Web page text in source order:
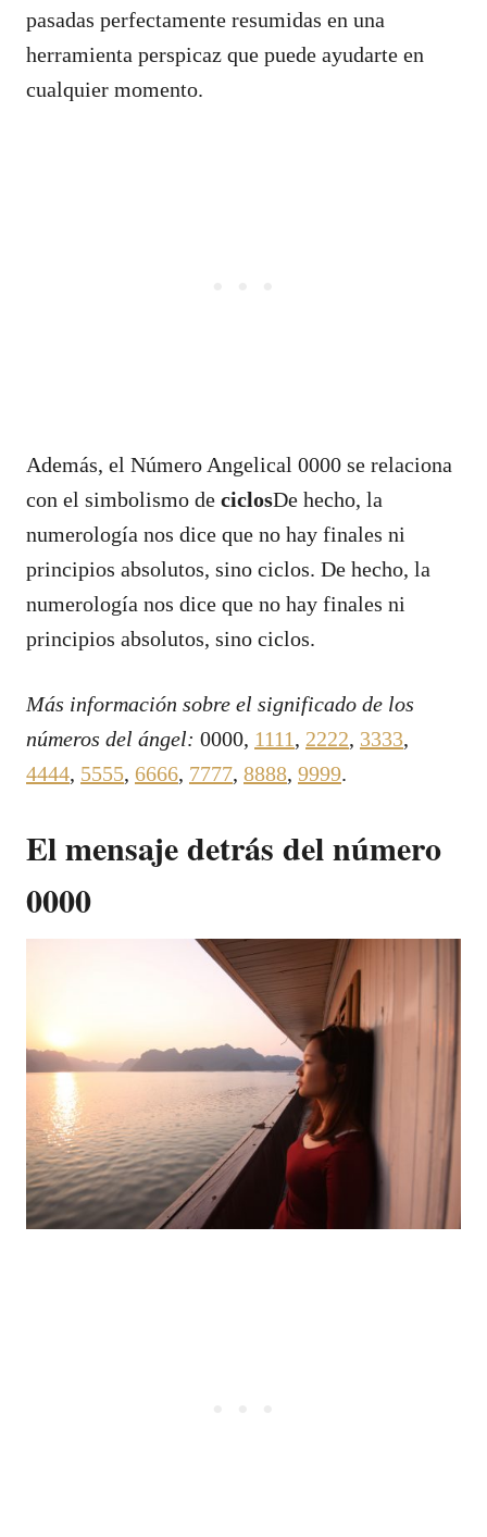
pasadas perfectamente resumidas en una
herramienta perspicaz que puede ayudarte en
cualquier momento.
Además, el Número Angelical 0000 se relaciona
con el simbolismo de ciclosDe hecho, la
numerología nos dice que no hay finales ni
principios absolutos, sino ciclos. De hecho, la
numerología nos dice que no hay finales ni
principios absolutos, sino ciclos.
Más información sobre el significado de los
números del ángel: 0000, 1111 , 2222, 3333,
4444, 5555, 6666, 7777, 8888, 9999.
El mensaje detrás del número
0000